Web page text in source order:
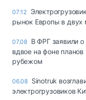
07:12
рынок Европы в двух
07.08 В ФРГ заявили
вдвое на фоне
рубежом
06.08 Sinotruk
электрогрузовиков